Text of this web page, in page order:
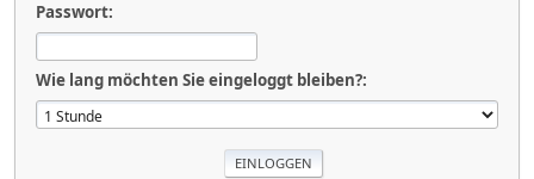
Passwort:
Wie lang möchten Sie eingeloggt bleiben?: